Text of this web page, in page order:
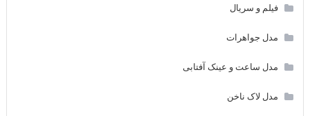
فیلم و سریال
مدل جواهرات
مدل ساعت و عینک آفتابی
مدل لاک ناخن